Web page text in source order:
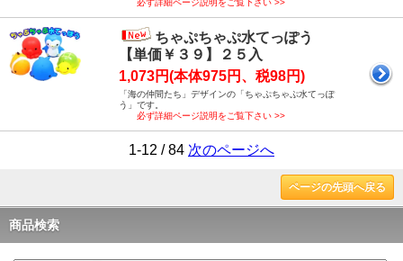
必ず詳細ページ説明をご覧下さい >>
ちゃぷちゃぷ水てっぽう
【単価￥３９】２５入
1,073円(本体975円、税98円)
「海の仲間たち」デザインの「ちゃぷちゃぷ水てっぽ
う」です。
必ず詳細ページ説明をご覧下さい >>
1-12 / 84 次のページへ
ページの先頭へ戻る
商品検索